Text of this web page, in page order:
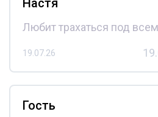
Настя
Любит трахаться под всем
19.07.26
Гость